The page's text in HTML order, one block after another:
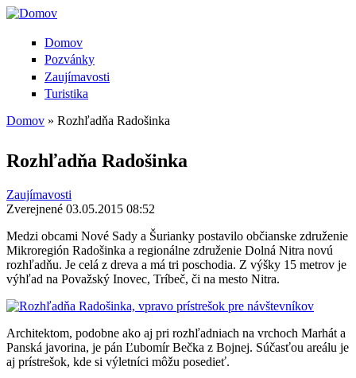
Domov
Pozvánky
Zaujímavosti
Turistika
Domov » Rozhľadňa Radošinka
Rozhľadňa Radošinka
Zaujímavosti
Zverejnené 03.05.2015 08:52
Medzi obcami Nové Sady a Šurianky postavilo občianske združenie
Mikroregión Radošinka a regionálne združenie Dolná Nitra novú
rozhľadňu. Je celá z dreva a má tri poschodia. Z výšky 15 metrov je
výhľad na Považský Inovec, Tríbeč, či na mesto Nitra.
Architektom, podobne ako aj pri rozhľadniach na vrchoch Marhát a
Panská javorina, je pán Ľubomír Bečka z Bojnej. Súčasťou areálu je
aj prístrešok, kde si výletníci môžu posedieť.